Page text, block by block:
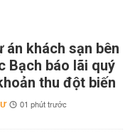
án khách sạn bên
Bạch báo lãi quý
thu đột biến
01 phút trước